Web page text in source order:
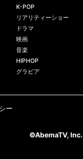
K-POP
リアリティーショー
ドラマ
映画
音楽
HIPHOP
グラビア
ー
©AbemaTV, Inc.